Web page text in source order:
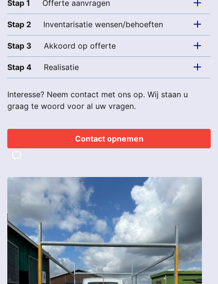
Stap 1 Offerte aanvragen
Stap 2 Inventarisatie wensen/behoeften
Stap 3 Akkoord op offerte
Stap 4 Realisatie
Interesse? Neem contact met ons op. Wij staan u
graag te woord voor al uw vragen.
Contact opnemen